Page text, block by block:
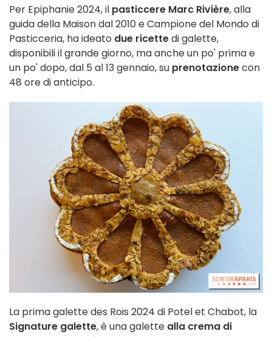
Per Epiphanie 2024, il pasticcere Marc Rivière, alla
guida della Maison dal 2010 e Campione del Mondo di
Pasticceria, ha ideato due ricettedi galette,
disponibili il grande giorno, ma anche un po' prima e
un po' dopo, dal 5 al 13 gennaio, su prenotazionecon
48 ore di anticipo.
La prima galette des Rois 2024 di Potel et Chabot, la
Signature galette, è una galette alla crema di